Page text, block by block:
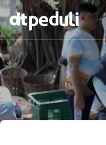
CARI
kebaikan